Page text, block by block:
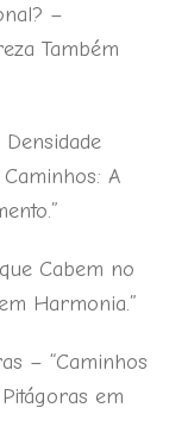
–
Também
A
Cabem no
Harmonia.”
– “Caminhos
em